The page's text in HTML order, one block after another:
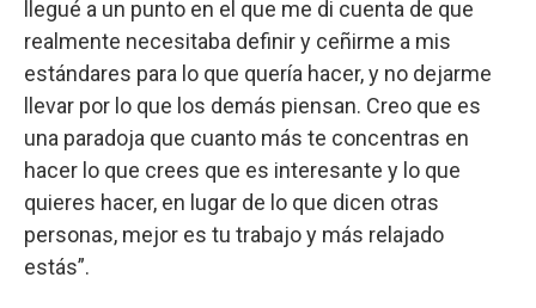
llegué a un punto en el que me di cuenta de que
realmente necesitaba definir y ceñirme a mis
estándares para lo que quería hacer, y no dejarme
llevar por lo que los demás piensan. Creo que es
una paradoja que cuanto más te concentras en
hacer lo que crees que es interesante y lo que
quieres hacer, en lugar de lo que dicen otras
personas, mejor es tu trabajo y más relajado
estás”.